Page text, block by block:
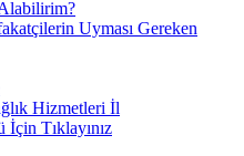
Uyması Gereken
Hizmetleri İl
Tıklayınız